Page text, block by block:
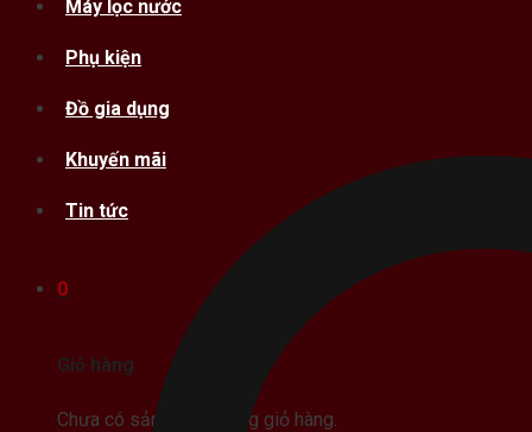
Máy lọc nước
Phụ kiện
Đồ gia dụng
Khuyến mãi
Tin tức
0
Giỏ hàng
Chưa có sản phẩm trong giỏ hàng.